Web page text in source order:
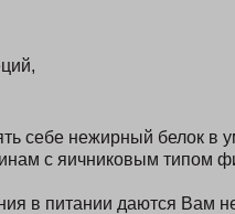
себе нежирный белок в
с яичниковым типом
в питании даются Вам